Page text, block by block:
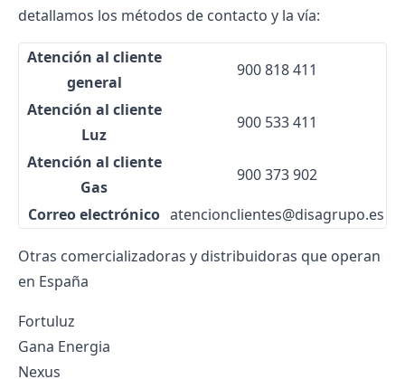
detallamos los métodos de contacto y la vía:
Atención al cliente
general
900 818 411
Atención al cliente
Luz
900 533 411
Atención al cliente
Gas
900 373 902
Correo electrónico atencionclientes@disagrupo.es
Otras comercializadoras y distribuidoras que operan
en España
Fortuluz
Gana Energia
Nexus